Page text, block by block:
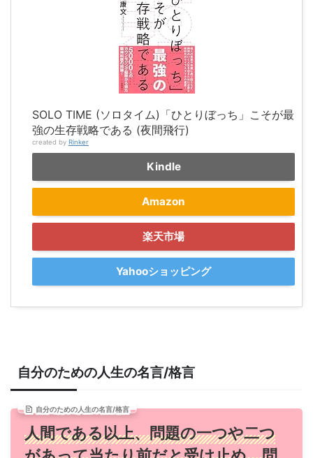
SOLO TIME (ソロタイム)「ひとりぼっち」こそが最
強の生存戦略である (夜間飛行)
created by Rinker
Kindle
Amazon
楽天市場
Yahooショッピング
自分のための人生の名言/格言
自分のための人生の名言/格言
人間である以上、問題の一つや二つ